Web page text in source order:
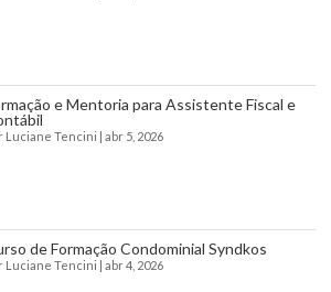
e Mentoria para Assistente Fiscal e
Luciane Tencini | abr 5, 2026
de Formação Condominial Syndkos
Luciane Tencini | abr 4, 2026